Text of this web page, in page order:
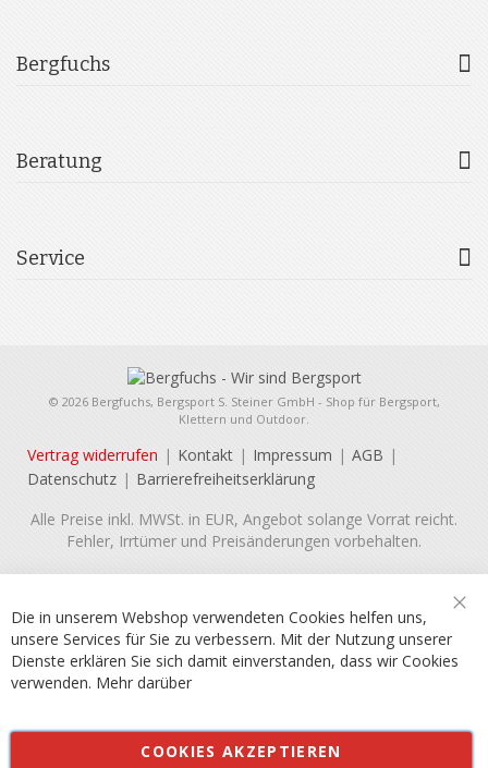
Bergfuchs
Beratung
Service
© 2026 Bergfuchs, Bergsport S. Steiner GmbH - Shop für Bergsport,
Klettern und Outdoor.
Vertrag widerrufen Kontakt Impressum
AGB
Datenschutz
Barrierefreiheitserklärung
Alle Preise inkl. MWSt. in EUR, Angebot solange Vorrat reicht.
Fehler, Irrtümer und Preisänderungen vorbehalten.
Die in unserem Webshop verwendeten Cookies helfen uns,
unsere Services für Sie zu verbessern. Mit der Nutzung unserer
Dienste erklären Sie sich damit einverstanden, dass wir Cookies
verwenden. Mehr darüber
COOKIES AKZEPTIEREN